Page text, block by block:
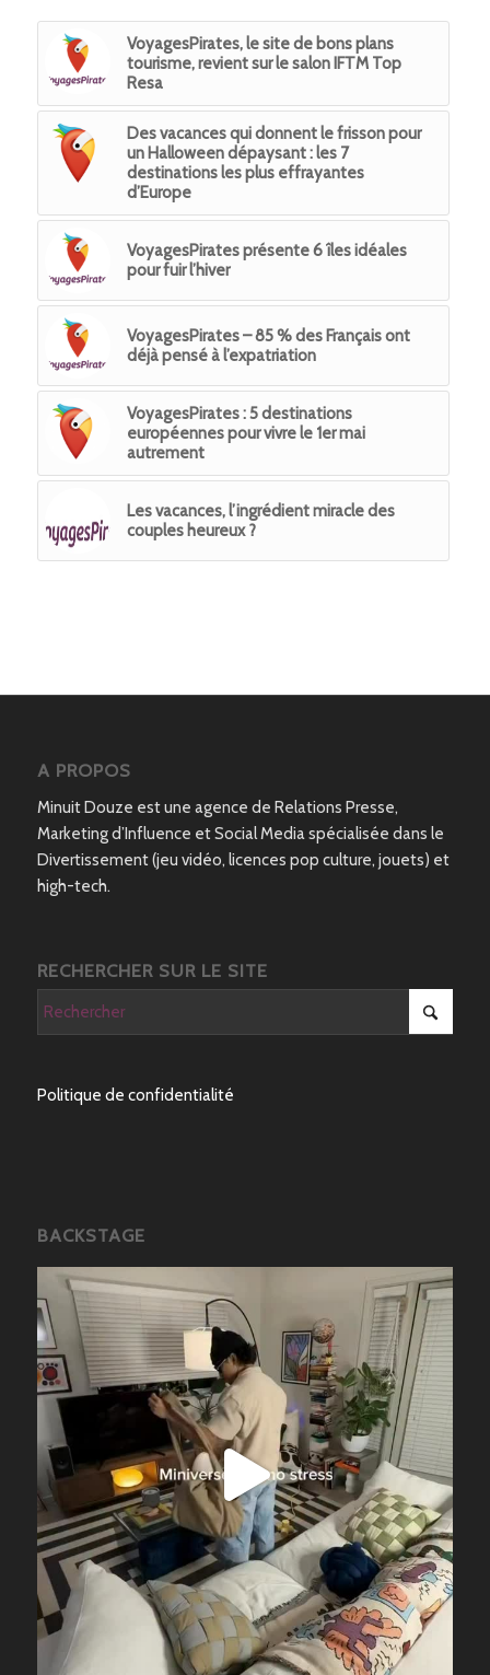
VoyagesPirates, le site de bons plans
tourisme, revient sur le salon IFTM Top
Resa
Des vacances qui donnent le frisson pour
un Halloween dépaysant : les 7
destinations les plus effrayantes
d’Europe
VoyagesPirates présente 6 îles idéales
pour fuir l’hiver
VoyagesPirates – 85 % des Français ont
déjà pensé à l’expatriation
VoyagesPirates : 5 destinations
européennes pour vivre le 1er mai
autrement
Les vacances, l’ingrédient miracle des
couples heureux ?
A PROPOS
Minuit Douze est une agence de Relations Presse,
Marketing d’Influence et Social Media spécialisée dans le
Divertissement (jeu vidéo, licences pop culture, jouets) et
high-tech.
RECHERCHER SUR LE SITE
Politique de confidentialité
BACKSTAGE